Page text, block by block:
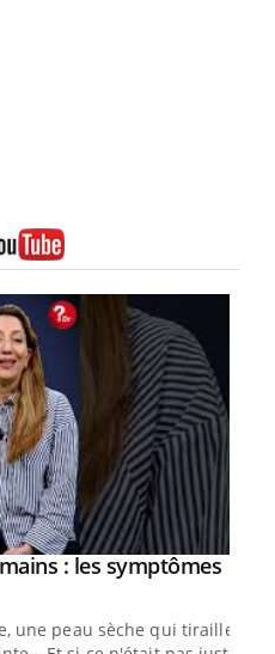
: les symptômes
une peau sèche qui tiraille,